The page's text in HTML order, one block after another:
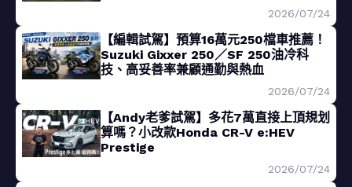
2026/07/24
【編輯試駕】預算16萬元250檔車推薦！
Suzuki Gixxer 250／SF 250油冷科
技、高妥善率兼顧通勤與熱血
2026/07/24
【Andy老爹試駕】多花7萬直接上頂規划
算嗎？小改款Honda CR-V e:HEV
Prestige
2026/07/24